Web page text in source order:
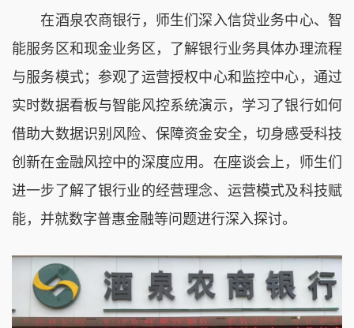
在酒泉农商银行，师生们深入信贷业务中心、智
能服务区和现金业务区，了解银行业务具体办理流程
与服务模式；参观了运营授权中心和监控中心，通过
实时数据看板与智能风控系统演示，学习了银行如何
借助大数据识别风险、保障资金安全，切身感受科技
创新在金融风控中的深度应用。在座谈会上，师生们
进一步了解了银行业的经营理念、运营模式及科技赋
能，并就数字普惠金融等问题进行深入探讨。